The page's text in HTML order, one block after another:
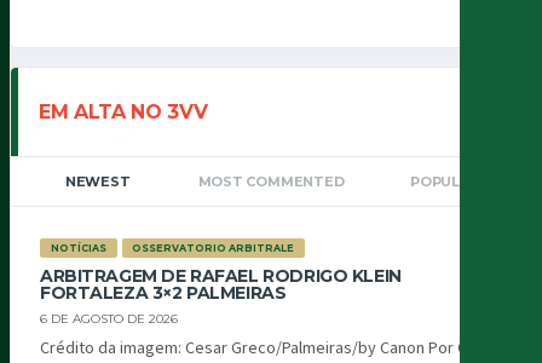
EM ALTA NO 3VV
NEWEST MOST COMMENTED POPULAR
NOTÍCIAS OSSERVATORIO ARBITRALE
ARBITRAGEM DE RAFAEL RODRIGO KLEIN
FORTALEZA 3×2 PALMEIRAS
6 DE AGOSTO DE 2026
Crédito da imagem: Cesar Greco/Palmeiras/by Canon Por Oiti...